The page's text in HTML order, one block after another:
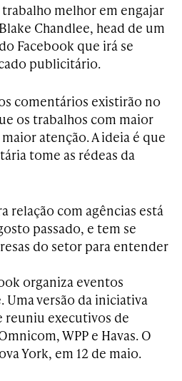
melhor em engajar
Chandlee, head de um
Facebook que irá se
publicitário.
comentários existirão no
os trabalhos com maior
atenção. A ideia é que
tome as rédeas da
relação com agências está
passado, e tem se
do setor para entender
organiza eventos
Uma versão da iniciativa
executivos de
WPP e Havas. O
York, em 12 de maio.